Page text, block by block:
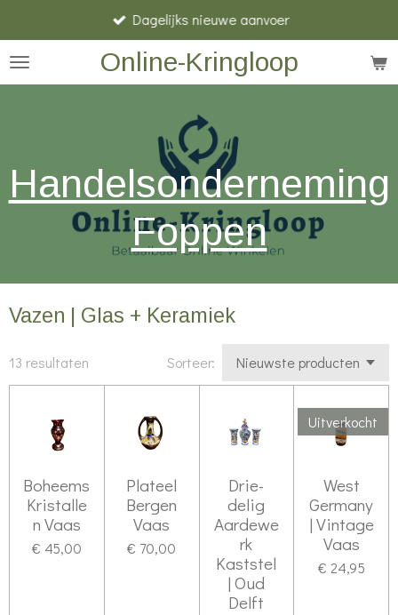
direct
naar
Online-Kringloop
Dagelijks nieuwe aanvoer
Handelsonderneming
Foppen
Vazen | Glas + Keramiek
13 resultaten Sorteer:
Boheems
Kristalle
n Vaas
€ 45,00
Plateel
Bergen
Vaas
€ 70,00
Drie-
delig
Aardewe
rk
Kaststel
| Oud
Delft
Uitverkocht
West
Germany
| Vintage
Vaas
€ 24,95